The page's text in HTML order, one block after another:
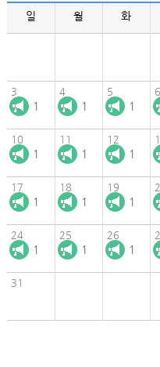
일 월 화
3
1
4
1
5
1
6
10
1
11
1
12
1
17
1
18
1
19
1
24
1
25
1
26
1
31